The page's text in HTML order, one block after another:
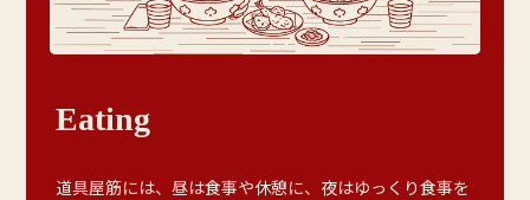
Eating
道具屋筋には、昼は食事や休憩に、夜はゆっくり食事を